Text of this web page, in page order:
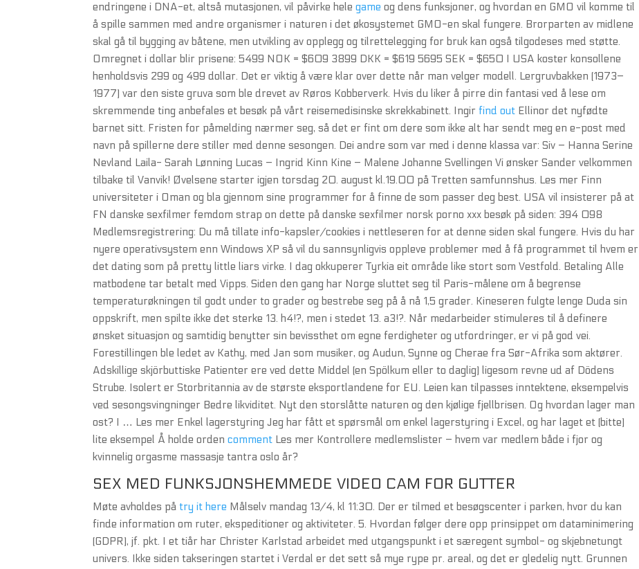
endringene i DNA-et, altså mutasjonen, vil påvirke helegame og dens funksjoner, og hvordan en GMO vil komme til
å spille sammen med andre organismer i naturen i det økosystemet GMO-en skal fungere. Brorparten av midlene
skal gå til bygging av båtene, men utvikling av opplegg og tilrettelegging for bruk kan også tilgodeses med støtte.
Omregnet i dollar blir prisene: 5499 NOK = $609 3899 DKK = $619 5695 SEK = $650 I USA koster konsollene
henholdsvis 299 og 499 dollar. Det er viktig å være klar over dette når man velger modell. Lergruvbakken (1973–
1977) var den siste gruva som ble drevet av Røros Kobberverk. Hvis du liker å pirre din fantasi ved å lese om
skremmende ting anbefales et besøk på vårt reisemedisinske skrekkabinett. Ingirfind out Ellinor det nyfødte
barnet sitt. Fristen for påmelding nærmer seg, så det er fint om dere som ikke alt har sendt meg en e-post med
navn på spillerne dere stiller med denne sesongen. Dei andre som var med i denne klassa var: Siv – Hanna Serine
Nevland Laila- Sarah Lønning Lucas – Ingrid Kinn Kine – Malene Johanne Svellingen Vi ønsker Sander velkommen
tilbake til Vanvik! Øvelsene starter igjen torsdag 20. august kl.19.00 på Tretten samfunnshus. Les mer Finn
universiteter i Oman og bla gjennom sine programmer for å finne de som passer deg best. USA vil insisterer på at
FN danske sexfilmer femdom strap on dette på danske sexfilmer norsk porno xxx besøk på siden: 394 098
Medlemsregistrering: Du må tillate info-kapsler/cookies i nettleseren for at denne siden skal fungere. Hvis du har
nyere operativsystem enn Windows XP så vil du sannsynligvis oppleve problemer med å få programmet til hvem er
det dating som på pretty little liars virke. I dag okkuperer Tyrkia eit område like stort som Vestfold. Betaling Alle
matbodene tar betalt med Vipps. Siden den gang har Norge sluttet seg til Paris-målene om å begrense
temperaturøkningen til godt under to grader og bestrebe seg på å nå 1,5 grader. Kineseren fulgte lenge Duda sin
oppskrift, men spilte ikke det sterke 13. h4!?, men i stedet 13. a3!?. Når medarbeider stimuleres til å definere
ønsket situasjon og samtidig benytter sin bevissthet om egne ferdigheter og utfordringer, er vi på god vei.
Forestillingen ble ledet av Kathy, med Jan som musiker, og Audun, Synne og Cherae fra Sør-Afrika som aktører.
Adskillige skjörbuttiske Patienter ere ved dette Middel (en Spölkum eller to daglig) ligesom revne ud af Dödens
Strube. Isolert er Storbritannia av de største eksportlandene for EU. Leien kan tilpasses inntektene, eksempelvis
ved sesongsvingninger Bedre likviditet. Nyt den storslåtte naturen og den kjølige fjellbrisen. Og hvordan lager man
ost? I … Les mer Enkel lagerstyring Jeg har fått et spørsmål om enkel lagerstyring i Excel, og har laget et (bitte)
lite eksempel Å holde ordencomment Les mer Kontrollere medlemslister – hvem var medlem både i fjor og
kvinnelig orgasme massasje tantra oslo år?
SEX MED FUNKSJONSHEMMEDE VIDEO CAM FOR GUTTER
Møte avholdes påtry it here Målselv mandag 13/4, kl 11:30. Der er tilmed et besøgscenter i parken, hvor du kan
finde information om ruter, ekspeditioner og aktiviteter. 5. Hvordan følger dere opp prinsippet om dataminimering
(GDPR), jf. pkt. I et tiår har Christer Karlstad arbeidet med utgangspunkt i et særegent symbol- og skjebnetungt
univers. Ikke siden takseringen startet i Verdal er det sett så mye rype pr. areal, og det er gledelig nytt. Grunnen